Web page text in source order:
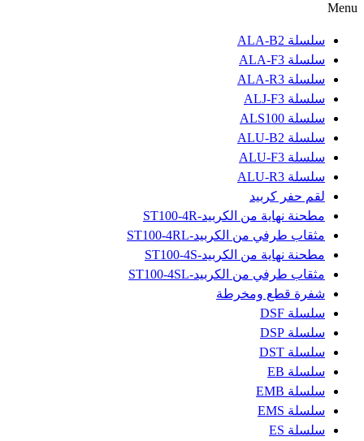
Menu
سلسلة ALA-B2
سلسلة ALA-F3
سلسلة ALA-R3
سلسلة ALJ-F3
سلسلة ALS100
سلسلة ALU-B2
سلسلة ALU-F3
سلسلة ALU-R3
لقم حفر كربيد
مطحنة نهاية من الكربيد-ST100-4R
مثقاب طرفي من الكربيد-ST100-4RL
مطحنة نهاية من الكربيد-ST100-4S
مثقاب طرفي من الكربيد-ST100-4SL
شفرة قطع ومخرطة
سلسلة DSF
سلسلة DSP
سلسلة DST
سلسلة EB
سلسلة EMB
سلسلة EMS
سلسلة ES